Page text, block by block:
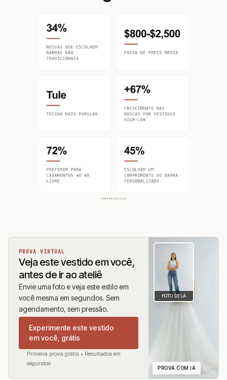
PROVA VIRTUAL
Veja este vestido em você,
antes de ir ao ateliê
Envie uma foto e veja este estilo em
você mesma em segundos. Sem
agendamento, sem pressão.
Experimente este vestido
em você, grátis
Primeira prova grátis • Resultados em
segundos
FOTO DELA
PROVA COM IA